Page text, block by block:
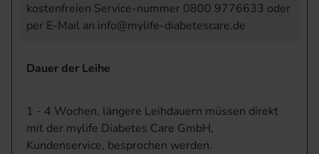
kostenfreien Service-nummer 0800 9776633 oder
per E-Mail an info@mylife-diabetescare.de
Dauer der Leihe
1 - 4 Wochen, längere Leihdauern müssen direkt
mit der mylife Diabetes Care GmbH,
Kundenservice, besprochen werden.